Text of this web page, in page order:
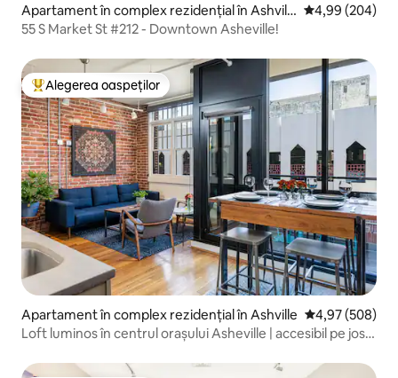
Apartament în complex rezidențial în Ashvill
e
Scor mediu de
4,99 (204)
55 S Market St #212 - Downtown Asheville!
Locuință din topul categoriei Alegerea oaspeților
Alegerea oaspeților
Apartament în complex rezidențial în Ashville Scor mediu de
4,97 (508)
Loft luminos în centrul orașului Asheville | accesibil pe jos,